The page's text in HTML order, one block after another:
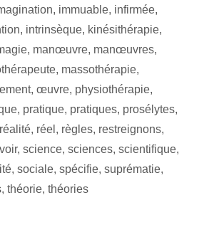
, immuable, infirmée,
, intrinsèque, kinésithérapie,
, manœuvre, manœuvres,
, massothérapie,
, œuvre, physiothérapie,
, pratique, pratiques, prosélytes,
réalité, réel , règles, restreignons,
, science, sciences, scientifique,
, sociale, spécifie, suprématie,
, théorie, théories